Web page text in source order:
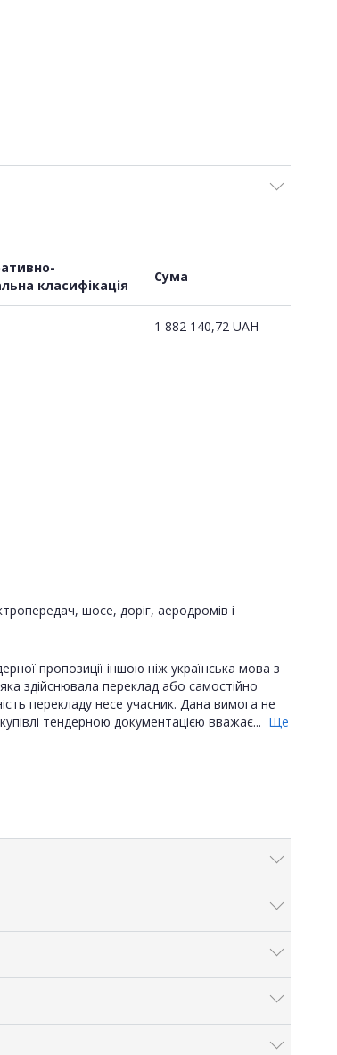
класифікація
Сума
1 882 140,72 UAH
шосе, доріг, аеродромів і
пропозиції іншою ніж українська мова з
здійснювала переклад або самостійно
перекладу несе учасник. Дана вимога не
тендерною документацією вважає... Ще